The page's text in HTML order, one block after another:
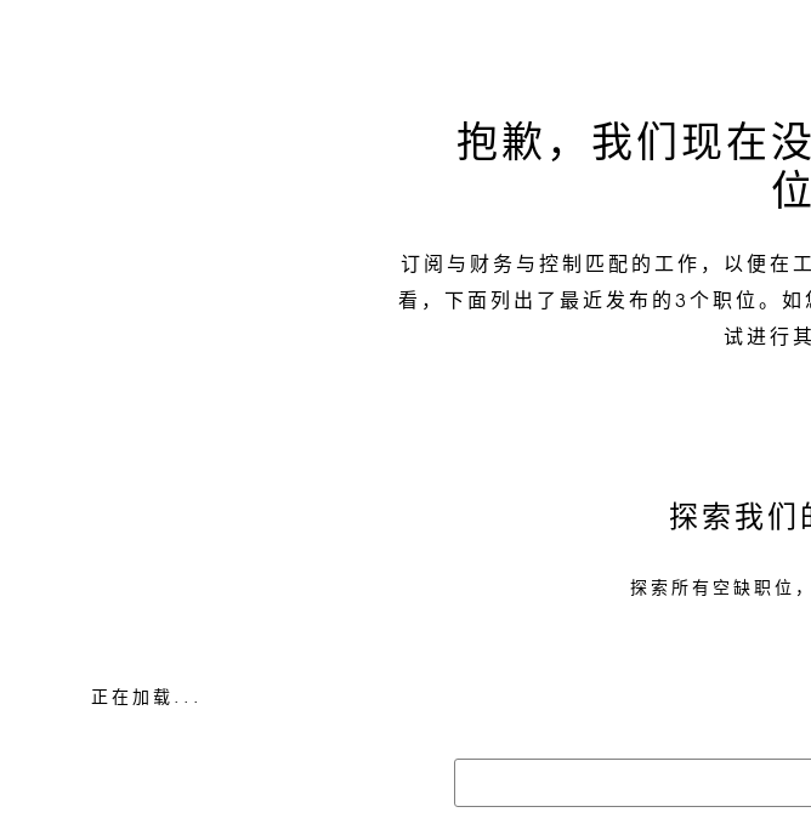
抱歉，我们现在
订阅与财务与控制匹配的工作，以便在
看，下面列出了最近发布的3个职位。
试进行
探索我们
探索所有空缺职位
正在加载...